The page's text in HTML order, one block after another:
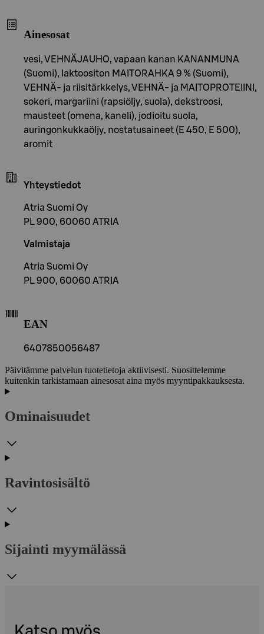
Ainesosat
vesi, VEHNÄJAUHO, vapaan kanan KANANMUNA
(Suomi), laktoositon MAITORAHKA 9 % (Suomi),
VEHNÄ- ja riisitärkkelys, VEHNÄ- ja MAITOPROTEIINI,
sokeri, margariini (rapsiöljy, suola), dekstroosi,
mausteet (omena, kaneli), jodioitu suola,
auringonkukkaöljy, nostatusaineet (E 450, E 500),
aromit
Yhteystiedot
Atria Suomi Oy
PL 900, 60060 ATRIA
Valmistaja
Atria Suomi Oy
PL 900, 60060 ATRIA
EAN
6407850056487
Päivitämme palvelun tuotetietoja aktiivisesti. Suosittelemme
kuitenkin tarkistamaan ainesosat aina myös myyntipakkauksesta.
Ominaisuudet
Ravintosisältö
Sijainti myymälässä